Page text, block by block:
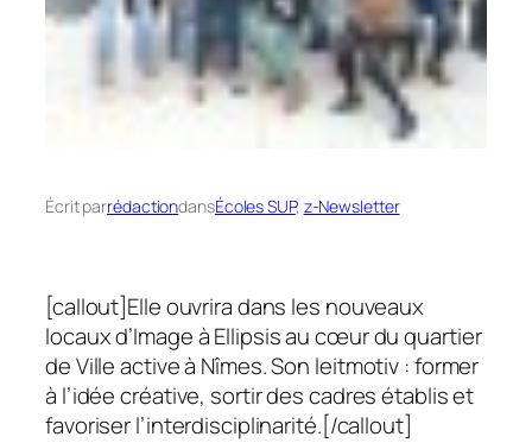
Écrit parrédactiondansÉcoles SUP, z-Newsletter
[callout]Elle ouvrira dans les nouveaux
locaux d’Image à Ellipsis au cœur du quartier
de Ville active à Nîmes. Son leitmotiv : former
à l’idée créative, sortir des cadres établis et
favoriser l’interdisciplinarité.[/callout]